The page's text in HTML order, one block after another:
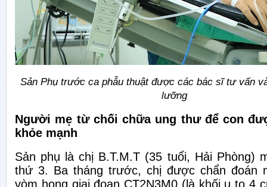
Sản Phụ trước ca phẫu thuật được các bác sĩ tư vấn
lưỡng
Người mẹ từ chối chữa ung thư để con
khỏe mạnh
Sản phụ là chị B.T.M.T (35 tuổi, Hải Phòng)
thứ 3. Ba tháng trước, chị được chẩn đoán
vòm họng giai đoạn CT2N3M0 (là khối u to 4